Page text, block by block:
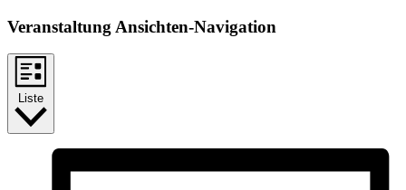
Veranstaltung Ansichten-Navigation
Liste